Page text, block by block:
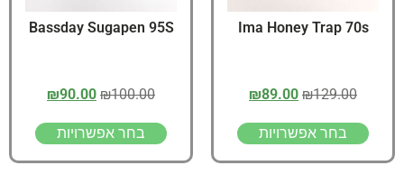
Ima Honey Trap 70s
₪129.00
₪89.00
בחר אפשרויות
Bassday Sugapen 95S
₪100.00
₪90.00
בחר אפשרויות